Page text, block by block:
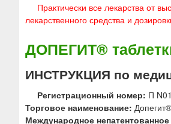
Практически все лекарства от
лекарственного средства и
ДОПЕГИТ®
ИНСТРУКЦИЯ по
Регистрационный номер: П
Торговое наименование: Допегит®
Международное